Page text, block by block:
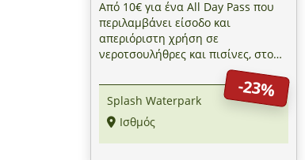
Από 10€ για ένα All Day Pass που
περιλαμβάνει είσοδο και
απεριόριστη χρήση σε
νεροτσουλήθρες και πισίνες, στο
Splash Waterpark στον Ισθμό της
Κορίνθου
-23%
Splash Waterpark
Ισθμός